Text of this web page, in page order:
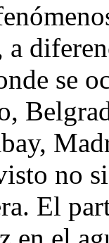
a
se
no
El